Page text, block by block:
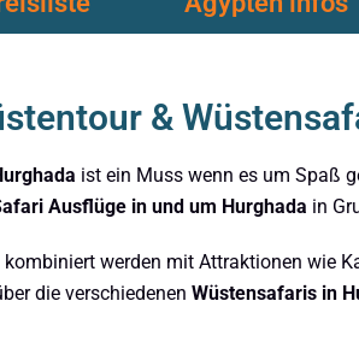
&
ist ein Muss wenn es um Spaß
Ausflüge in und um Hurghada in
werden mit Attraktionen wie
die verschiedenen Wüstensafaris in